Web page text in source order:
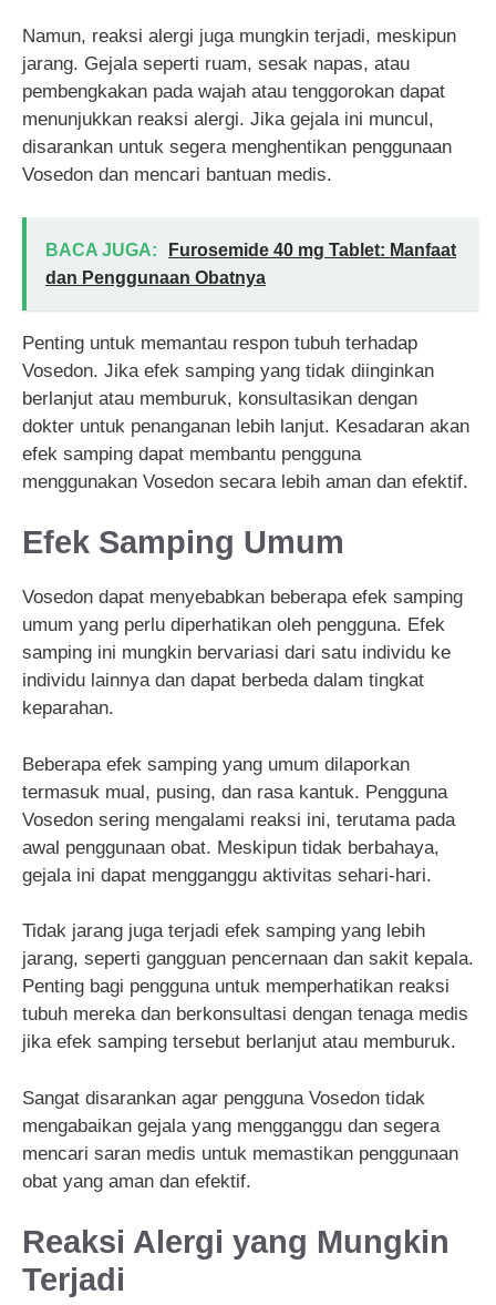
Namun, reaksi alergi juga mungkin terjadi, meskipun
jarang. Gejala seperti ruam, sesak napas, atau
pembengkakan pada wajah atau tenggorokan dapat
menunjukkan reaksi alergi. Jika gejala ini muncul,
disarankan untuk segera menghentikan penggunaan
Vosedon dan mencari bantuan medis.
BACA JUGA:
Furosemide 40 mg Tablet: Manfaat
dan Penggunaan Obatnya
Penting untuk memantau respon tubuh terhadap
Vosedon. Jika efek samping yang tidak diinginkan
berlanjut atau memburuk, konsultasikan dengan
dokter untuk penanganan lebih lanjut. Kesadaran akan
efek samping dapat membantu pengguna
menggunakan Vosedon secara lebih aman dan efektif.
Efek Samping Umum
Vosedon dapat menyebabkan beberapa efek samping
umum yang perlu diperhatikan oleh pengguna. Efek
samping ini mungkin bervariasi dari satu individu ke
individu lainnya dan dapat berbeda dalam tingkat
keparahan.
Beberapa efek samping yang umum dilaporkan
termasuk mual, pusing, dan rasa kantuk. Pengguna
Vosedon sering mengalami reaksi ini, terutama pada
awal penggunaan obat. Meskipun tidak berbahaya,
gejala ini dapat mengganggu aktivitas sehari-hari.
Tidak jarang juga terjadi efek samping yang lebih
jarang, seperti gangguan pencernaan dan sakit kepala.
Penting bagi pengguna untuk memperhatikan reaksi
tubuh mereka dan berkonsultasi dengan tenaga medis
jika efek samping tersebut berlanjut atau memburuk.
Sangat disarankan agar pengguna Vosedon tidak
mengabaikan gejala yang mengganggu dan segera
mencari saran medis untuk memastikan penggunaan
obat yang aman dan efektif.
Reaksi Alergi yang Mungkin
Terjadi